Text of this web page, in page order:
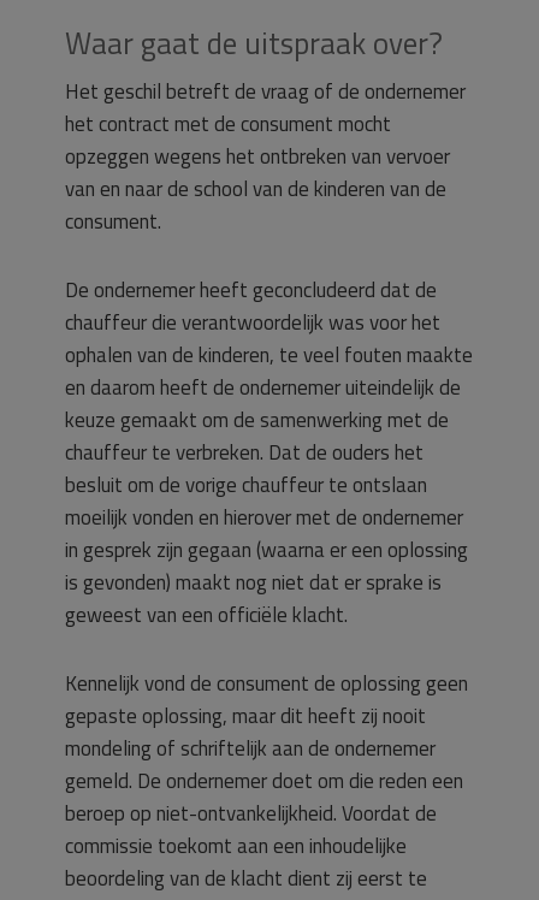
Waar gaat de uitspraak over?
Het geschil betreft de vraag of de ondernemer
het contract met de consument mocht
opzeggen wegens het ontbreken van vervoer
van en naar de school van de kinderen van de
consument.
De ondernemer heeft geconcludeerd dat de
chauffeur die verantwoordelijk was voor het
ophalen van de kinderen, te veel fouten maakte
en daarom heeft de ondernemer uiteindelijk de
keuze gemaakt om de samenwerking met de
chauffeur te verbreken. Dat de ouders het
besluit om de vorige chauffeur te ontslaan
moeilijk vonden en hierover met de ondernemer
in gesprek zijn gegaan (waarna er een oplossing
is gevonden) maakt nog niet dat er sprake is
geweest van een officiële klacht.
Kennelijk vond de consument de oplossing geen
gepaste oplossing, maar dit heeft zij nooit
mondeling of schriftelijk aan de ondernemer
gemeld. De ondernemer doet om die reden een
beroep op niet-ontvankelijkheid. Voordat de
commissie toekomt aan een inhoudelijke
beoordeling van de klacht dient zij eerst te